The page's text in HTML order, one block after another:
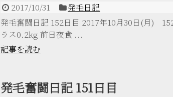
2017/10/31
発毛日記
発毛奮闘日記 152日目 2017年10月30日(月)
ラス0.2kg 前日夜食 ...
記事を読む
発毛奮闘日記 151日目